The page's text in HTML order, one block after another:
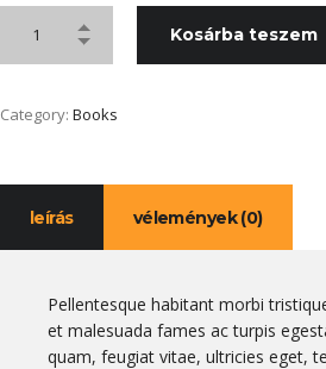
Kosárba teszem
Category: Books
leírás vélemények (0)
Pellentesque habitant morbi
et malesuada fames ac turpis
quam, feugiat vitae, ultricies eget,